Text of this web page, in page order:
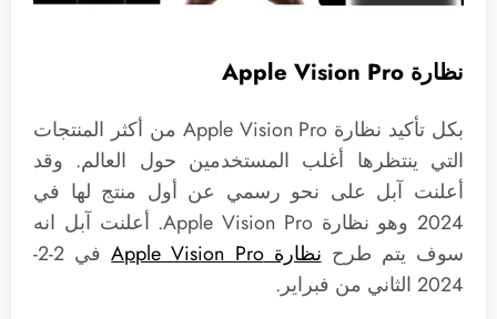
نظارة Apple Vision Pro
بكل تأكيد نظارة Apple Vision Pro من أكثر المنتجات
التي ينتظرها أغلب المستخدمين حول العالم. وقد
أعلنت آبل على نحو رسمي عن أول منتج لها في
2024 وهو نظارة Apple Vision Pro. أعلنت آبل انه
سوف يتم طرح نظارة Apple Vision Pro
في 2-2-
2024 الثاني من فبراير.